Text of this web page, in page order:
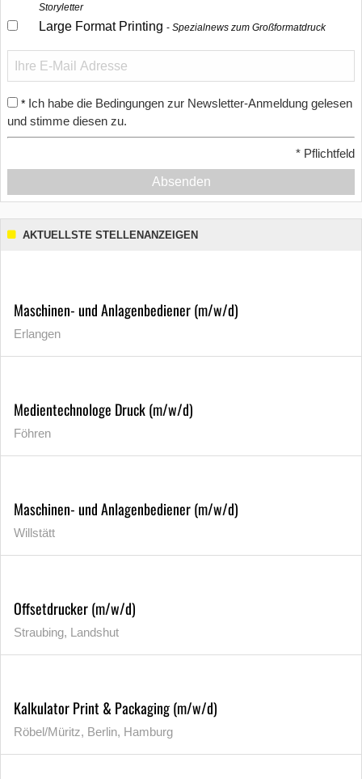
Storyletter
Large Format Printing Spezialnews zum Großformatdruck
* Ich habe die Bedingungen zur Newsletter-Anmeldung gelesen
und stimme diesen zu.
* Pflichtfeld
Absenden
AKTUELLSTE STELLENANZEIGEN
Maschinen- und Anlagenbediener (m/w/d)
Erlangen
Medientechnologe Druck (m/w/d)
Föhren
Maschinen- und Anlagenbediener (m/w/d)
Willstätt
Offsetdrucker (m/w/d)
Straubing, Landshut
Kalkulator Print & Packaging (m/w/d)
Röbel/Müritz, Berlin, Hamburg